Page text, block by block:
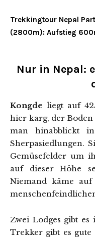
Trekkingtour Nepal
(2800m): Aufstieg
Nur in Nepal:
Kongde liegt auf
hier karg, der
man hinabblickt
Sherpasiedlungen.
Gemüsefelder um
auf dieser Höhe
Niemand käme
Zwei Lodges gibt
Trekker gibt es